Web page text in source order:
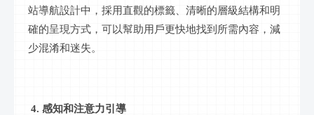
站導航設計中，採用直觀的標籤、清晰的層級結構和明
確的呈現方式，可以幫助用戶更快地找到所需內容，減
少混淆和迷失。
4. 感知和注意力引導